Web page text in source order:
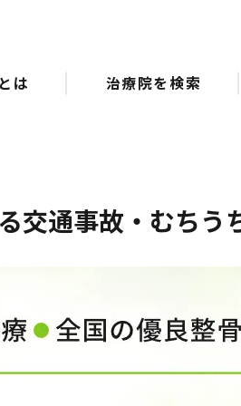
は 治療院を検索
交通事故・むちう